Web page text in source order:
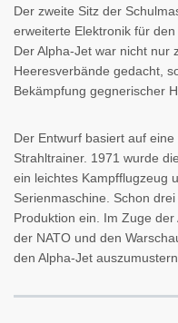
Der zweite Sitz der
erweiterte Elektronik für
Der Alpha-Jet war nicht nur
Heeresverbände gedacht,
Bekämpfung gegnerischer
Der Entwurf basiert auf
Strahltrainer. 1971 wurde
ein leichtes Kampfflugzeug
Serienmaschine. Schon
Produktion ein. Im Zuge
der NATO und den
den Alpha-Jet auszumustern.